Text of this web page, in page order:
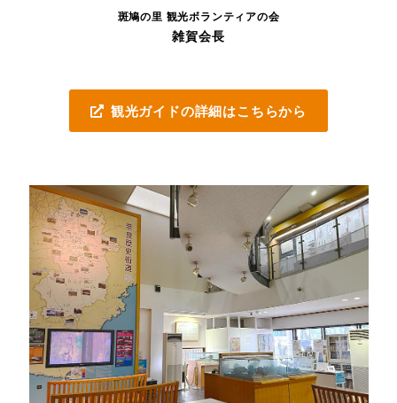
斑鳩の里 観光ボランティアの会
雑賀会長
観光ガイドの詳細はこちらから